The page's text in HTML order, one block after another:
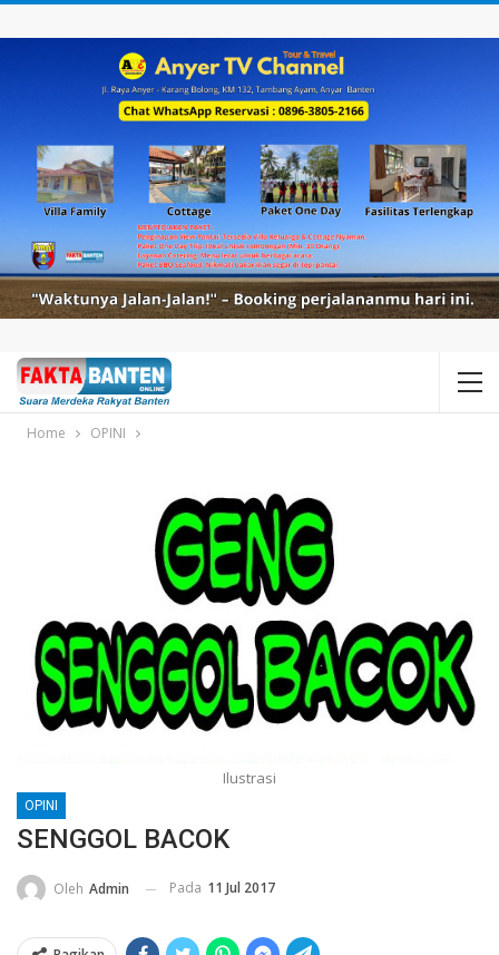
Home OPINI
Ilustrasi
OPINI
SENGGOL BACOK
Oleh Admin Pada 11 Jul 2017